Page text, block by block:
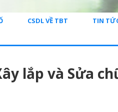
CSDL VỀ TBT TIN
lắp và Sửa